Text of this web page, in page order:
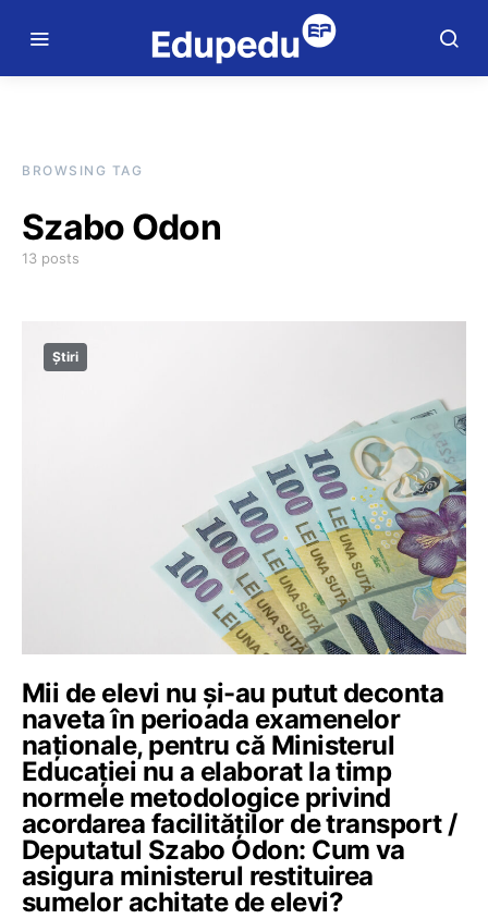
BROWSING TAG
Szabo Odon
13 posts
Știri
Mii de elevi nu și-au putut deconta
naveta în perioada examenelor
naționale, pentru că Ministerul
Educației nu a elaborat la timp
normele metodologice privind
acordarea facilităților de transport /
Deputatul Szabo Odon: Cum va
asigura ministerul restituirea
sumelor achitate de elevi?